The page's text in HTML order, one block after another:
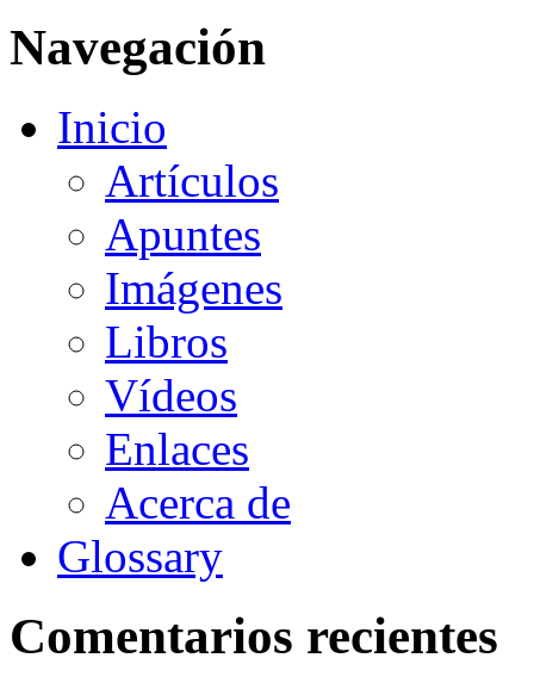
Navegación
Inicio
Artículos
Apuntes
Imágenes
Libros
Vídeos
Enlaces
Acerca de
Glossary
Comentarios recientes